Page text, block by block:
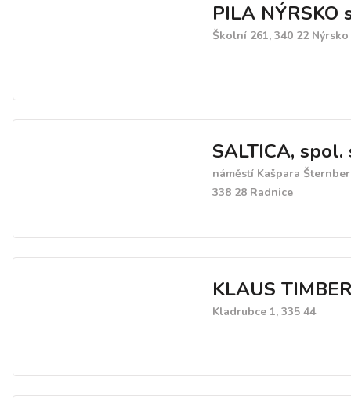
PILA NÝRSKO
Školní 261, 340 22 Nýrsko
SALTICA, spol.
náměstí Kašpara
338 28 Radnice
KLAUS
Kladrubce 1, 335 44